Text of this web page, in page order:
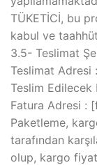
TÜKETİCİ, bu
kabul ve
3.5- Teslimat
Teslimat
Teslim
Fatura Adresi :
Paketleme,
tarafından
olup, kargo